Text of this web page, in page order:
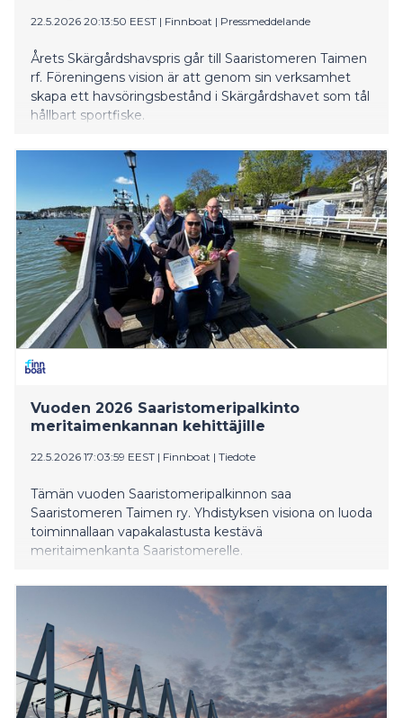
22.5.2026 20:13:50 EEST | Finnboat | Pressmeddelande
Årets Skärgårdshavspris går till Saaristomeren Taimen
rf. Föreningens vision är att genom sin verksamhet
skapa ett havsöringsbestånd i Skärgårdshavet som tål
hållbart sportfiske.
Vuoden 2026 Saaristomeripalkinto
meritaimenkannan kehittäjille
22.5.2026 17:03:59 EEST | Finnboat | Tiedote
Tämän vuoden Saaristomeripalkinnon saa
Saaristomeren Taimen ry. Yhdistyksen visiona on luoda
toiminnallaan vapakalastusta kestävä
meritaimenkanta Saaristomerelle.​